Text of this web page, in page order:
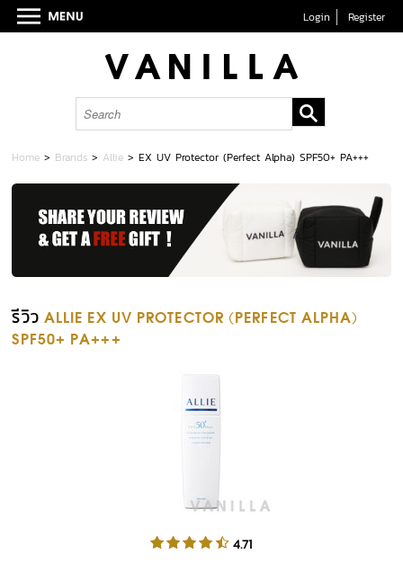
Login Register
Home > Brands > Allie >EX UV Protector (Perfect Alpha) SPF50+ PA+++
รีวิว ALLIE EX UV PROTECTOR (PERFECT ALPHA)
SPF50+ PA+++
4.71